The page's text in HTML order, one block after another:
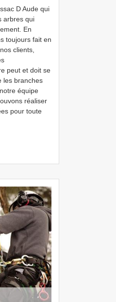
D Aude qui
arbres qui
En
toujours fait en
clients,
peut et doit se
les branches
équipe
réaliser
pour toute